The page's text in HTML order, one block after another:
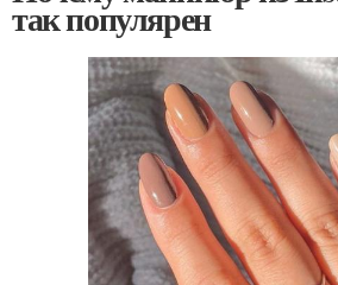
так популярен